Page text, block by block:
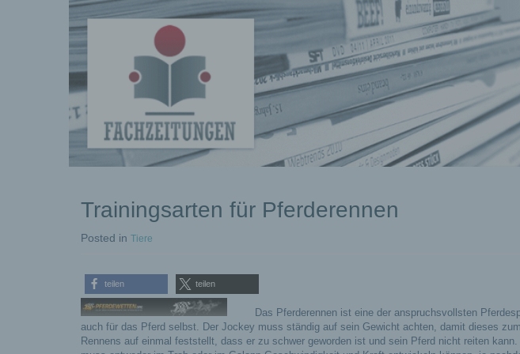
Pressemeldungen
Trainingsarten für Pferderennen
Posted in Tiere
teilen teilen
Das Pferderennen ist eine der anspruchsvollsten
auch für das Pferd selbst. Der Jockey muss ständig auf sein Gewicht achten, damit dieses
Rennens auf einmal feststellt, dass er zu schwer geworden ist und sein Pferd nicht reiten